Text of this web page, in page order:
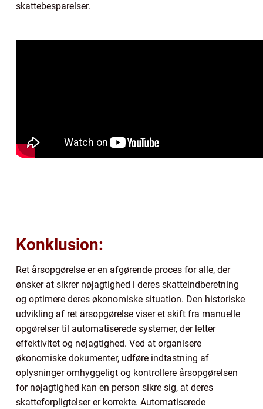
skattebesparelser.
Konklusion:
Ret årsopgørelse er en afgørende proces for alle, der
ønsker at sikrer nøjagtighed i deres skatteindberetning
og optimere deres økonomiske situation. Den historiske
udvikling af ret årsopgørelse viser et skift fra manuelle
opgørelser til automatiserede systemer, der letter
effektivitet og nøjagtighed. Ved at organisere
økonomiske dokumenter, udføre indtastning af
oplysninger omhyggeligt og kontrollere årsopgørelsen
for nøjagtighed kan en person sikre sig, at deres
skatteforpligtelser er korrekte. Automatiserede